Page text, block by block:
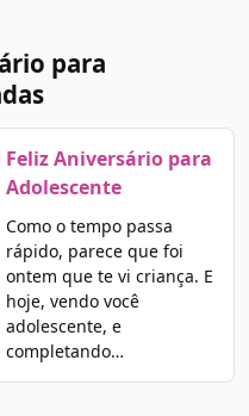
para
Feliz Aniversário para
Adolescente
Como o tempo passa
rápido, parece que foi
ontem que te vi criança. E
hoje, vendo você
adolescente, e
completando…